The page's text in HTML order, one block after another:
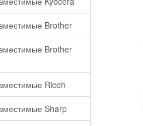
Brother
Brother
Ricoh
Sharp